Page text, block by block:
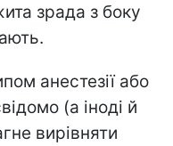
зрада з боку
анестезії або
(а іноді й
вирівняти